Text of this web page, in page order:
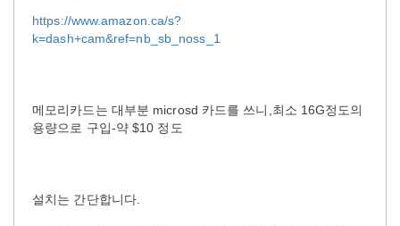
https://www.amazon.ca/s?
k=dash+cam&ref=nb_sb_noss_1
메모리카드는 대부분 microsd 카드를 쓰니,최소 16G정도의
용량으로 구입-약 $10 정도
설치는 간단합니다.